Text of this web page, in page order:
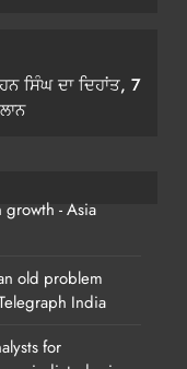
ਸਿੰਘ ਦਾ ਦਿਹਾਂਤ, 7
- Asia
old problem
India
for